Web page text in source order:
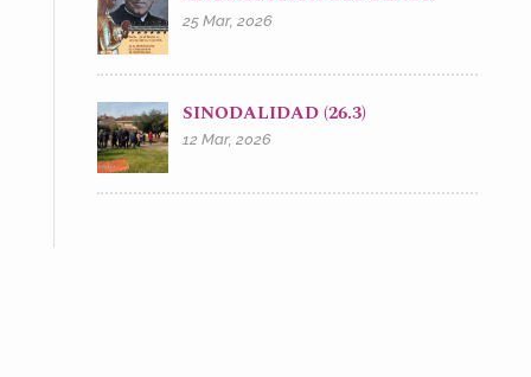
25 Mar, 2026
SINODALIDAD (26.3)
12 Mar, 2026